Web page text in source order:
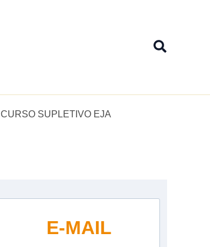
CURSO SUPLETIVO EJA
E-MAIL